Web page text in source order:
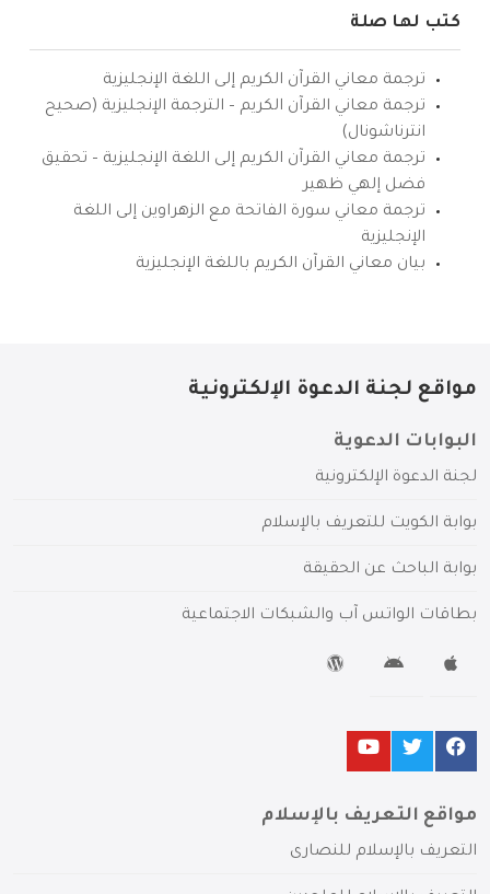
كتب لها صلة
ترجمة معاني القرآن الكريم إلى اللغة الإنجليزية
ترجمة معاني القرآن الكريم – الترجمة الإنجليزية (صحيح
انترناشونال)
ترجمة معاني القرآن الكريم إلى اللغة الإنجليزية – تحقيق
فضل إلهي ظهير
ترجمة معاني سورة الفاتحة مع الزهراوين إلى اللغة
الإنجليزية
بيان معاني القرآن الكريم باللغة الإنجليزية
مواقع لجنة الدعوة الإلكترونية
البوابات الدعوية
لجنة الدعوة الإلكترونية
بوابة الكويت للتعريف بالإسلام
بوابة الباحث عن الحقيقة
بطاقات الواتس آب والشبكات الاجتماعية
مواقع التعريف بالإسلام
التعريف بالإسلام للنصارى